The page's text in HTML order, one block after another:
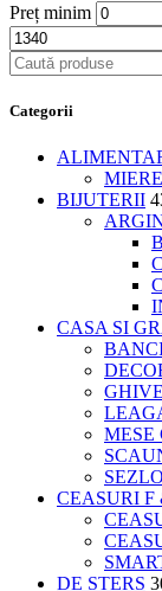
Preț minim
Categorii
BIJUTERII
CASA SI
MESE
CEASURI F
DE STERS